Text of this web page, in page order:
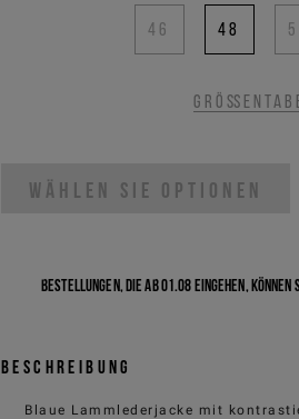
46 48
WÄHLEN SIE OPTIONEN
Bestellungen, die ab 01.08 eingehen,
Beschreibung
Blaue Lammlederjacke mit